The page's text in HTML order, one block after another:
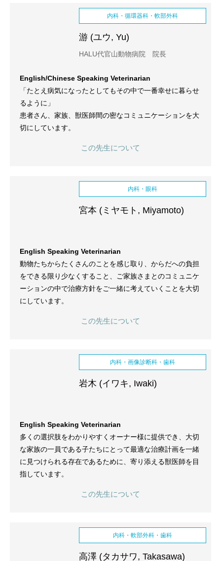
内科・循環器科・軟部外科
游 (ユウ, Yu)
HALU代官山動物病院 院長
English/Chinese Speaking Veterinarian
「たとえ病気になったとしてもその中で一番幸せに暮らせ
るように」
患者さん、家族、獣医師間の密なコミュニケーションを大
切にしています。
この先生について
内科・眼科
宮本 (ミヤモト, Miyamoto)
English Speaking Veterinarian
動物たちからたくさんのことを感じ取り、からだへの負担
をできる限り少なくすること、ご家族さまとのコミュニケ
ーションの中で治療方針をご一緒に考えていくことを大切
にしています。
この先生について
内科・画像診断科・歯科
岩木 (イワキ, Iwaki)
English Speaking Veterinarian
多くの選択肢をわかりやすくオーナー様に提供でき、大切
な家族の一員である子たちにとって最適な治療計画を一緒
に見つけられる存在であるために、寄り添える獣医師を目
指しています。
この先生について
内科・軟部外科・歯科
高澤 (タカサワ, Takasawa)